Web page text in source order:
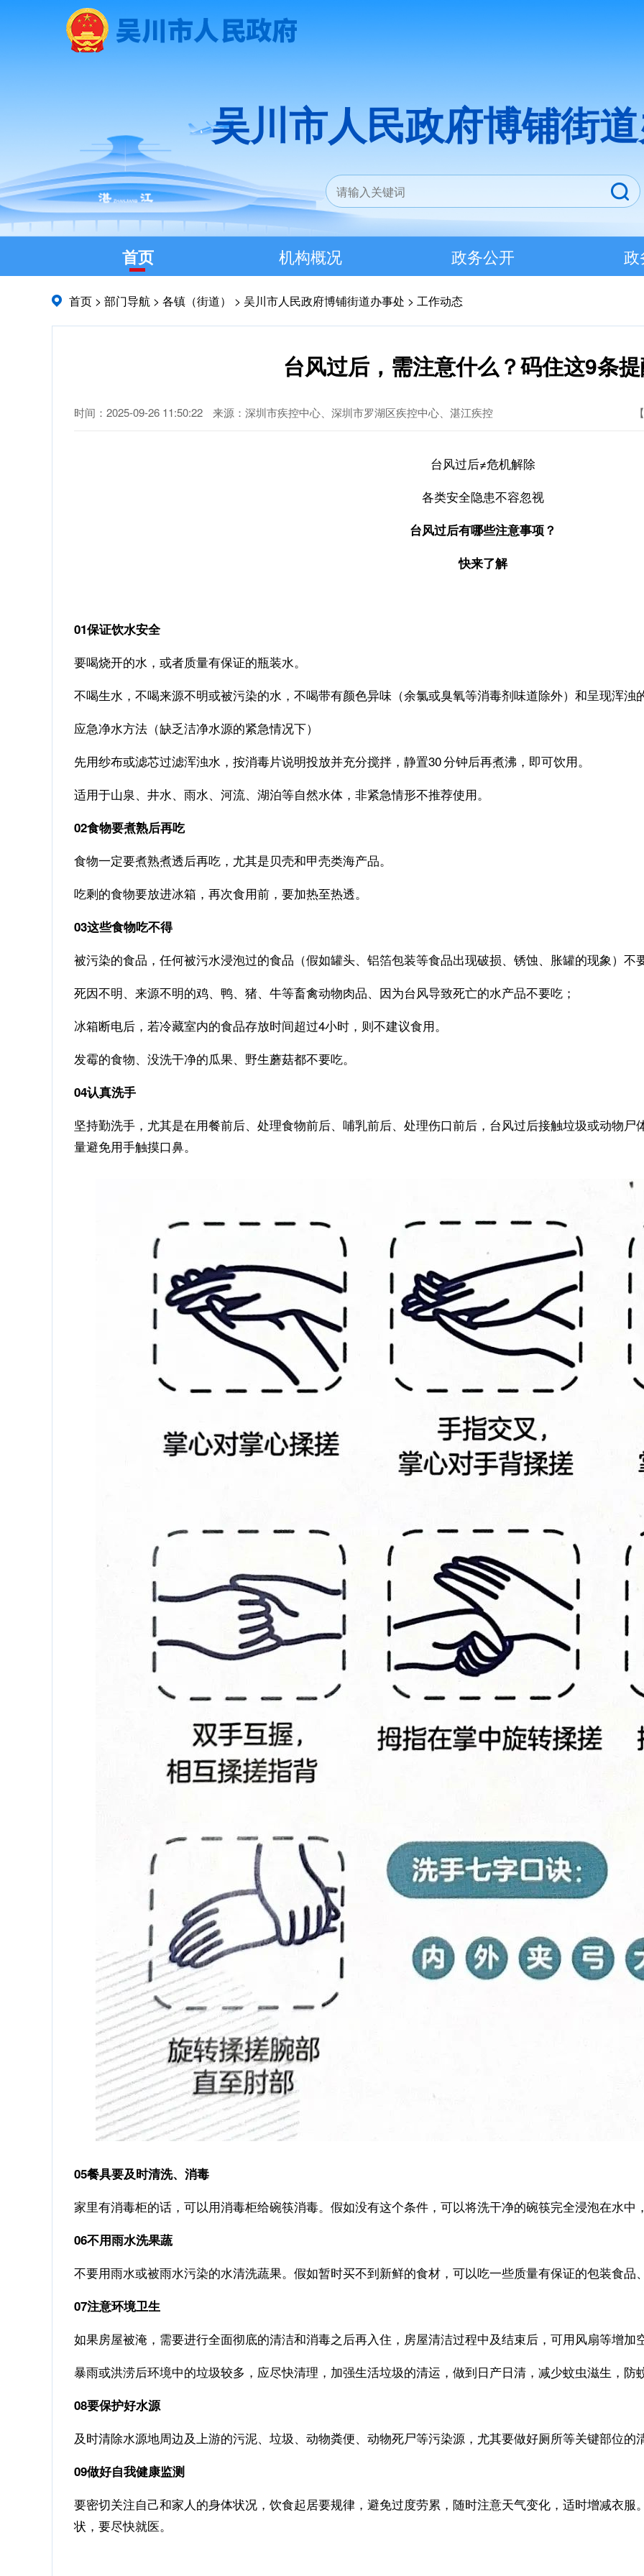
吴川市人民政府博铺街
首页 机构概况 政务公开 政
首页 > 部门导航 > 各镇（街道） > 吴川市人民政府博铺街道办事处 > 工作动态
台风过后，需注意什么？码住这9条提
时间：2025-09-26 11:50:22 来源：深圳市疾控中心、深圳市罗湖区疾控中心、湛江疾控
台风过后≠危机解除
各类安全隐患不容忽视
台风过后有哪些注意事项？
快来了解
01保证饮水安全
要喝烧开的水，或者质量有保证的瓶装水。
不喝生水，不喝来源不明或被污染的水，不喝带有颜色异味 （余氯或臭氧等消毒剂味道除外） 和呈现浑浊
应急净水方法（缺乏洁净水源的紧急情况下）
先用纱布或滤芯过滤浑浊水，按消毒片说明投放并充分搅拌，静置30 分钟后再煮沸，即可饮用。
适用于山泉、井水、雨水、河流、湖泊等自然水体，非紧急情形不推荐使用。
02食物要煮熟后再吃
食物一定要煮熟煮透后再吃，尤其是贝壳和甲壳类海产品。
吃剩的食物要放进冰箱，再次食用前，要加热至热透。
03这些食物吃不得
被污染的食品，任何被污水浸泡过的食品 （假如罐头、铝箔包装等食品出现破损、锈蚀、胀罐的现象） 不
死因不明、来源不明的鸡、鸭、猪、牛等畜禽动物肉品、因为台风导致死亡的水产品不要吃；
冰箱断电后，若冷藏室内的食品存放时间超过4小时，则不建议食用。
发霉的食物、没洗干净的瓜果、野生蘑菇都不要吃。
04认真洗手
坚持勤洗手，尤其是在用餐前后、处理食物前后、哺乳前后、处理伤口前后，台风过后接触垃圾或动物
量避免用手触摸口鼻。
05餐具要及时清洗、消毒
家里有消毒柜的话，可以用消毒柜给碗筷消毒。假如没有这个条件，可以将洗干净的碗筷完全浸泡在水中
06不用雨水洗果蔬
不要用雨水或被雨水污染的水清洗蔬果。假如暂时买不到新鲜的食材，可以吃一些质量有保证的包装食品
07注意环境卫生
如果房屋被淹，需要进行全面彻底的清洁和消毒之后再入住，房屋清洁过程中及结束后，可用风扇等增加
暴雨或洪涝后环境中的垃圾较多，应尽快清理，加强生活垃圾的清运，做到日产日清，减少蚊虫滋生，防
08要保护好水源
及时清除水源地周边及上游的污泥、垃圾、动物粪便、动物死尸等污染源，尤其要做好厕所等关键部位的
09做好自我健康监测
要密切关注自己和家人的身体状况，饮食起居要规律，避免过度劳累，随时注意天气变化，适时增减衣
状，要尽快就医。